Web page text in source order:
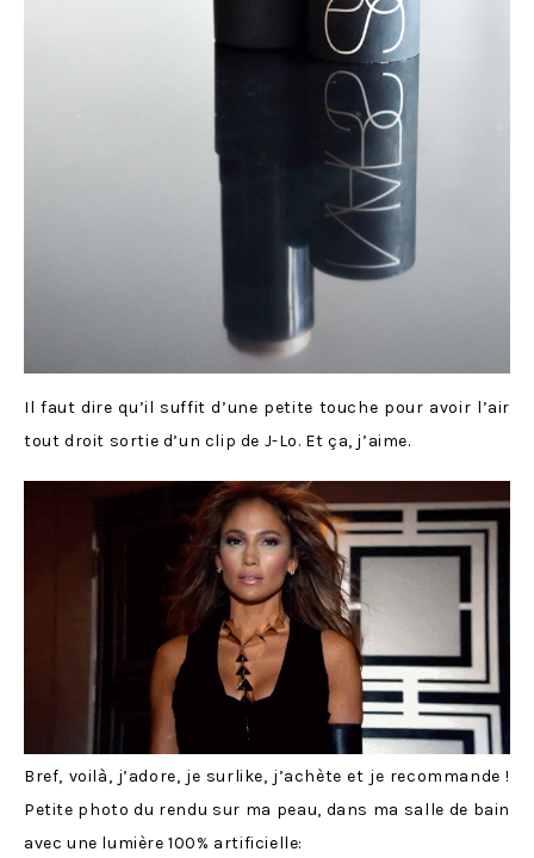
Il faut dire qu’il suffit d’une petite touche pour avoir l’air
tout droit sortie d’un clip de J-Lo. Et ça, j’aime.
Bref, voilà, j’adore, je surlike, j’achète et je recommande !
Petite photo du rendu sur ma peau, dans ma salle de bain
avec une lumière 100% artificielle: